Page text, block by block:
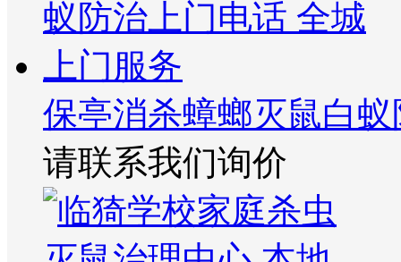
保亭消杀蟑螂灭鼠白
请联系我们询价